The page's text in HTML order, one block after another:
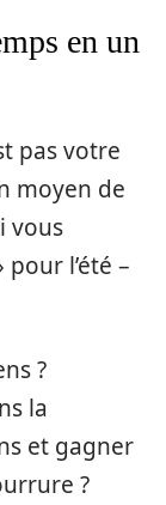
en un
pas votre
moyen de
vous
l’été –
?
la
et gagner
?